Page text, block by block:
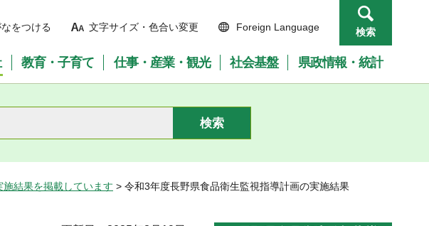
をつける 文字サイズ・色合い変更 Foreign Language 検索
教育・子育て 仕事・産業・観光 社会基盤 県政情報・統計
結果を掲載しています > 令和3年度長野県食品衛生監視指導計画の実施結果